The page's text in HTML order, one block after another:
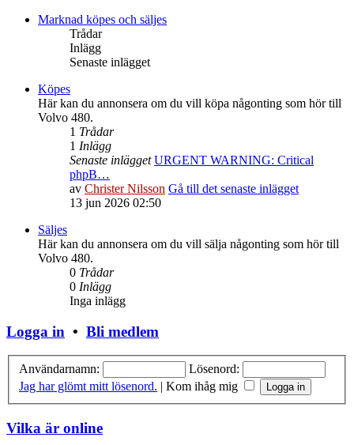
Marknad köpes och säljes
Trådar
Inlägg
Senaste inlägget
Köpes
Här kan du annonsera om du vill köpa någonting som hör till
Volvo 480.
1 Trådar
1 Inlägg
Senaste inlägget URGENT WARNING: Critical
phpB…
av Christer Nilsson Gå till det senaste inlägget
13 jun 2026 02:50
Säljes
Här kan du annonsera om du vill sälja någonting som hör till
Volvo 480.
0 Trådar
0 Inlägg
Inga inlägg
Logga in • Bli medlem
Användarnamn:
Lösenord:
Jag har glömt mitt lösenord. | Kom ihåg mig
Vilka är online